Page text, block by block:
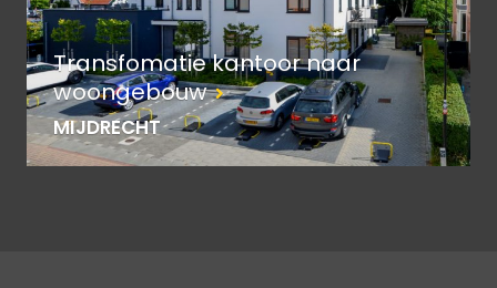
Transfomatie kantoor naar
woongebouw
MIJDRECHT